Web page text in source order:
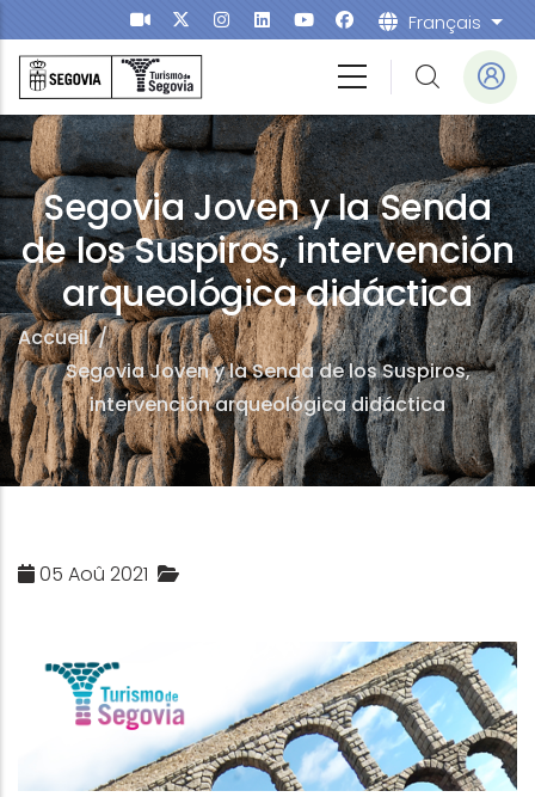
Aller au contenu principal Français
Segovia Joven y la Senda
de los Suspiros, intervención
arqueológica didáctica
Accueil/
Segovia Joven y la Senda de los Suspiros,
intervención arqueológica didáctica
05 Aoû 2021